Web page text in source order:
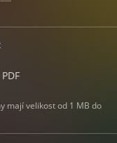
PDF
mají velikost od 1 MB do